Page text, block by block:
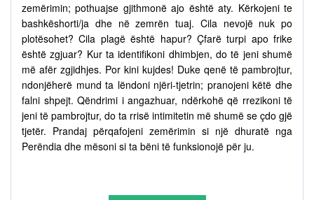
zemërimin; pothuajse gjithmonë ajo është aty. Kërkojeni te
bashkëshorti/ja dhe në zemrën tuaj. Cila nevojë nuk po
plotësohet? Cila plagë është hapur? Çfarë turpi apo frike
është zgjuar? Kur ta identifikoni dhimbjen, do të jeni shumë
më afër zgjidhjes. Por kini kujdes! Duke qenë të pambrojtur,
ndonjëherë mund ta lëndoni njëri-tjetrin; pranojeni këtë dhe
falni shpejt. Qëndrimi i angazhuar, ndërkohë që rrezikoni të
jeni të pambrojtur, do ta rrisë intimitetin më shumë se çdo gjë
tjetër. Prandaj përqafojeni zemërimin si një dhuratë nga
Perëndia dhe mësoni si ta bëni të funksionojë për ju.